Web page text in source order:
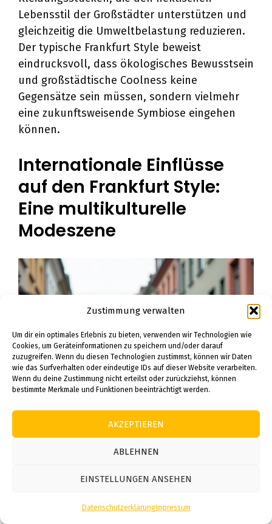
Zustimmung verwalten
Um dir ein optimales Erlebnis zu bieten, verwenden wir Technologien wie
Cookies, um Geräteinformationen zu speichern und/oder darauf
zuzugreifen. Wenn du diesen Technologien zustimmst, können wir Daten
wie das Surfverhalten oder eindeutige IDs auf dieser Website verarbeiten.
Wenn du deine Zustimmung nicht erteilst oder zurückziehst, können
bestimmte Merkmale und Funktionen beeinträchtigt werden.
AKZEPTIEREN
ABLEHNEN
EINSTELLUNGEN ANSEHEN
DatenschutzerklärungImpressum
Lebensstil der Großstädter unterstützen und
gleichzeitig die Umweltbelastung reduzieren.
Der typische Frankfurt Style beweist
eindrucksvoll, dass ökologisches Bewusstsein
und großstädtische Coolness keine
Gegensätze sein müssen, sondern vielmehr
eine zukunftsweisende Symbiose eingehen
können.
Internationale Einflüsse
auf den Frankfurt Style:
Eine multikulturelle
Modeszene